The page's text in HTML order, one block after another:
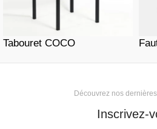
Tabouret COCO
Découvrez nos
Inscrivez-